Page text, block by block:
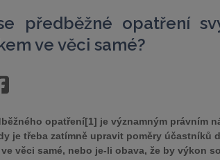
předběžné opatření
ve věci samé?
opatření[1] je významným právním
je třeba zatímně upravit poměry účastníků
věci samé, nebo je-li obava, že by výkon